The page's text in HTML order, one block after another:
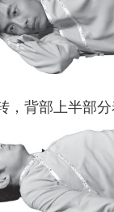
，背部上半部